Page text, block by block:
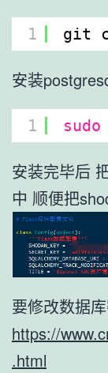
1 git
安装
1 sudo
安装完毕后
中 顺便把
要修改数据
https://
.html